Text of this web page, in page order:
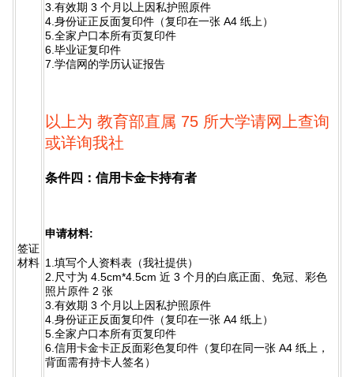
签证
材料
3.有效期 3 个月以上因私护照原件
4.身份证正反面复印件（复印在一张 A4 纸上）
5.全家户口本所有页复印件
6.毕业证复印件
7.学信网的学历认证报告
以上为 教育部直属 75 所大学请网上查询
或详询我社
条件四：信用卡金卡持有者
申请材料:
1.填写个人资料表（我社提供）
2.尺寸为 4.5cm*4.5cm 近 3 个月的白底正面、免冠、彩色
照片原件 2 张
3.有效期 3 个月以上因私护照原件
4.身份证正反面复印件（复印在一张 A4 纸上）
5.全家户口本所有页复印件
6.信用卡金卡正反面彩色复印件（复印在同一张 A4 纸上，
背面需有持卡人签名）